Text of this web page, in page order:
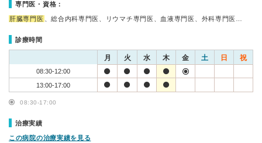
専門医・資格：
肝臓専門医 、総合内科専門医、リウマチ専門医、血液専門医、外科専門医…
診療時間
月 火 水 木 金 土 日 祝
08:30-12:00
13:00-17:00
08:30-17:00
治療実績
この病院の治療実績を見る